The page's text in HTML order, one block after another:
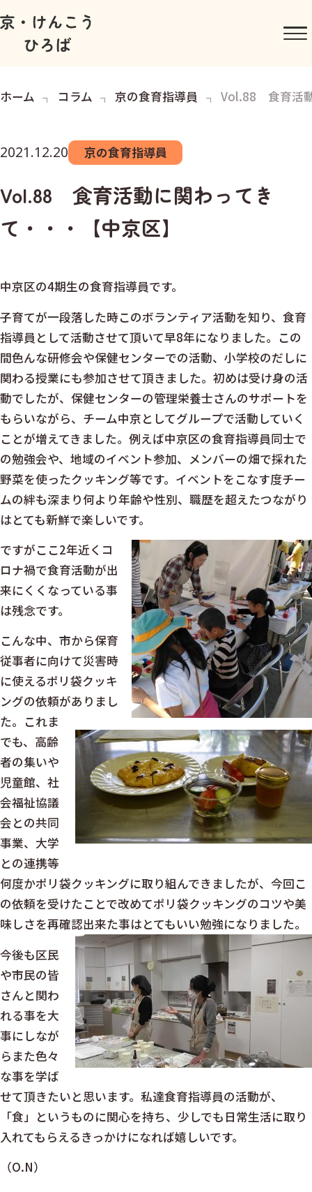
ホーム コラム 京の食育指導員 Vol.88 食育活
2021.12.20 京の食育指導員
Vol.88 食育活動に関わってき
て・・・【中京区】
中京区の4期生の食育指導員です。
子育てが一段落した時このボランティア活動を知り、食育
指導員として活動させて頂いて早8年になりました。この
間色んな研修会や保健センターでの活動、小学校のだしに
関わる授業にも参加させて頂きました。初めは受け身の活
動でしたが、保健センターの管理栄養士さんのサポートを
もらいながら、チーム中京としてグループで活動していく
ことが増えてきました。例えば中京区の食育指導員同士で
の勉強会や、地域のイベント参加、メンバーの畑で採れた
野菜を使ったクッキング等です。イベントをこなす度チー
ムの絆も深まり何より年齢や性別、職歴を超えたつながり
はとても新鮮で楽しいです。
ですがここ2年近くコ
ロナ禍で食育活動が出
来にくくなっている事
は残念です。
こんな中、市から保育
従事者に向けて災害時
に使えるポリ袋クッキ
ングの依頼がありまし
た。これま
でも、高齢
者の集いや
児童館、社
会福祉協議
会との共同
事業、大学
との連携等
何度かポリ袋クッキングに取り組んできましたが、今回こ
の依頼を受けたことで改めてポリ袋クッキングのコツや美
味しさを再確認出来た事はとてもいい勉強になりました。
今後も区民
や市民の皆
さんと関わ
れる事を大
事にしなが
らまた色々
な事を学ば
せて頂きたいと思います。私達食育指導員の活動が、
「食」というものに関心を持ち、少しでも日常生活に取り
入れてもらえるきっかけになれば嬉しいです。
（O.N）